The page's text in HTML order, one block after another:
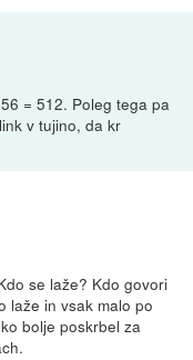
= 512. Poleg tega pa
v tujino, da kr
se laže? Kdo govori
laže in vsak malo po
bolje poskrbel za